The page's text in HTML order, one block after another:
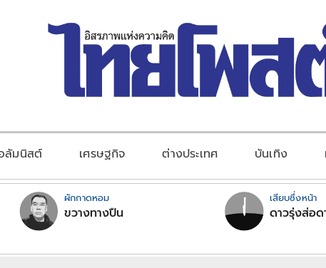
ลัมนิสต์ เศรษฐกิจ ต่างประเทศ บันเทิง
ผักกาดหอม
ขวางทางปืน
เสียบซึ่งหน้า
ดาวรุ่งส่อด